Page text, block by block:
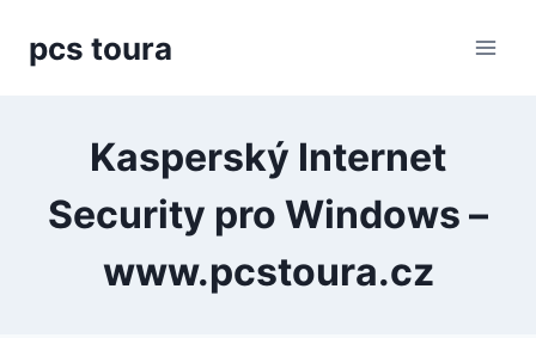
pcs toura
Kasperský Internet
Security pro Windows –
www.pcstoura.cz